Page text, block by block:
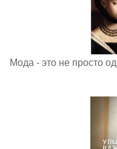
Мода - это не просто